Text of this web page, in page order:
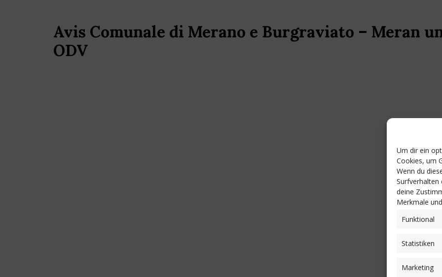
Um dir ein
Cookies, um
Wenn du
Surfverhalten
deine
Merkmale
Funktional
Statistiken
Marketing
Avis Comunale di Merano e Burgraviato – Meran
ODV